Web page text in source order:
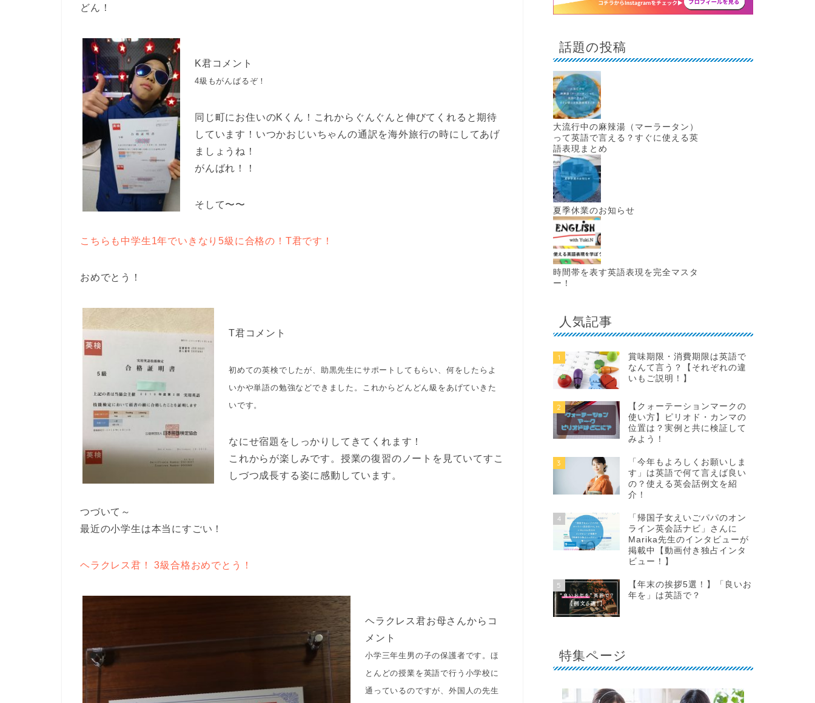
どん！
K君コメント
4級もがんばるぞ！
同じ町にお住いのKくん！これからぐんぐんと伸びてくれると期待
しています！いつかおじいちゃんの通訳を海外旅行の時にしてあげ
ましょうね！
がんばれ！！
そして〜〜
こちらも中学生1年でいきなり5級に合格の！T君です！
おめでとう！
T君コメント
初めての英検でしたが、助黒先生にサポートしてもらい、何をしたらよ
いかや単語の勉強などできました。これからどんどん級をあげていきた
いです。
なにせ宿題をしっかりしてきてくれます！
これからが楽しみです。授業の復習のノートを見ていてすこ
しづつ成長する姿に感動しています。
つづいて～
最近の小学生は本当にすごい！
ヘラクレス君！ 3級合格おめでとう！
ヘラクレス君お母さんからコ
メント
小学三年生男の子の保護者です。ほ
とんどの授業を英語で行う小学校に
通っているのですが、外国人の先生
話題の投稿
大流行中の麻辣湯（マーラータン）
って英語で言える？すぐに使える英
語表現まとめ
夏季休業のお知らせ
時間帯を表す英語表現を完全マスタ
ー！
人気記事
1
賞味期限・消費期限は英語で
なんて言う？【それぞれの違
いもご説明！】
2
【クォーテーションマークの
使い方】ピリオド・カンマの
位置は？実例と共に検証して
みよう！
3
「今年もよろしくお願いしま
す」は英語で何て言えば良い
の？使える英会話例文を紹
介！
4
「帰国子女えいごパパのオン
ライン英会話ナビ」さんに
Marika先生のインタビューが
掲載中【動画付き独占インタ
ビュー！】
5
【年末の挨拶5選！】「良いお
年を」は英語で？
特集ページ